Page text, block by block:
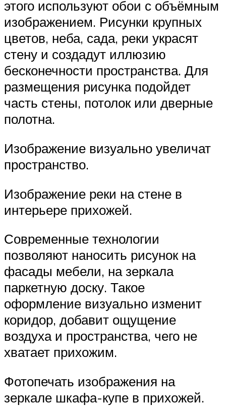
этого используют обои с объёмным
изображением. Рисунки крупных
цветов, неба, сада, реки украсят
стену и создадут иллюзию
бесконечности пространства. Для
размещения рисунка подойдет
часть стены, потолок или дверные
полотна.
Изображение визуально увеличат
пространство.
Изображение реки на стене в
интерьере прихожей.
Современные технологии
позволяют наносить рисунок на
фасады мебели, на зеркала
паркетную доску. Такое
оформление визуально изменит
коридор, добавит ощущение
воздуха и пространства, чего не
хватает прихожим.
Фотопечать изображения на
зеркале шкафа-купе в прихожей.